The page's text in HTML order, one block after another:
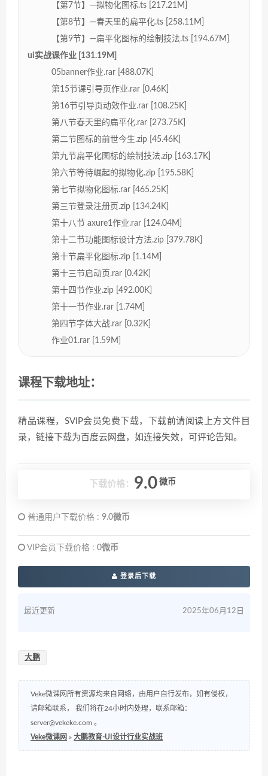
【第7节】—拟物化图标.ts [217.21M]
【第8节】—春天里的扁平化.ts [258.11M]
【第9节】—扁平化图标的绘制技法.ts [194.67M]
ui实战课作业 [131.19M]
05banner作业.rar [488.07K]
第15节课引导页作业.rar [0.46K]
第16节引导页动效作业.rar [108.25K]
第八节春天里的扁平化.rar [273.75K]
第二节图标的前世今生.zip [45.46K]
第九节扁平化图标的绘制技法.zip [163.17K]
第六节等待崛起的拟物化.zip [195.58K]
第七节拟物化图标.rar [465.25K]
第三节登录注册页.zip [134.24K]
第十八节 axure1作业.rar [124.04M]
第十二节功能图标设计方法.zip [379.78K]
第十节扁平化图标.zip [1.14M]
第十三节启动页.rar [0.42K]
第十四节作业.zip [492.00K]
第十一节作业.rar [1.74M]
第四节字体大战.rar [0.32K]
作业01.rar [1.59M]
课程下载地址：
精品课程，SVIP会员免费下载，下载前请阅读上方文件目
录，链接下载为百度云网盘，如连接失效，可评论告知。
下载价格： 9.0 微币
普通用户下载价格 : 9.0微币
VIP会员下载价格 : 0微币
登录后下载
最近更新 2025年06月12日
大鹏
Veke微课网所有资源均来自网络，由用户自行发布，如有侵权，
请邮箱联系， 我们将在24小时内处理，联系邮箱：
server@vekeke.com 。
Veke微课网 » 大鹏教育-UI设计行业实战班